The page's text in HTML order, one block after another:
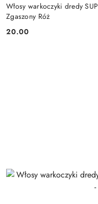
Włosy warkoczyki dredy
Zgaszony Róż
Cena:
20.00